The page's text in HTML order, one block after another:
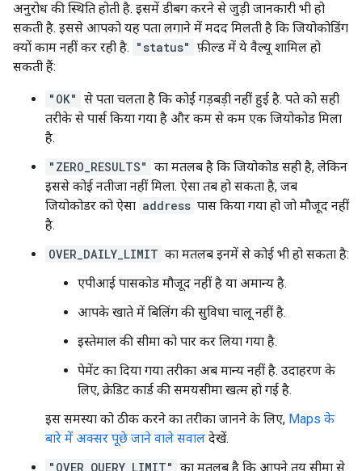
अनुरोध की स्थिति होती है. इसमें डीबग करने से जुड़ी जानकारी भी हो
सकती है. इससे आपको यह पता लगाने में मदद मिलती है कि जियोकोडिंग
क्यों काम नहीं कर रही है. "status" फ़ील्ड में ये वैल्यू शामिल हो
सकती हैं:
"OK" से पता चलता है कि कोई गड़बड़ी नहीं हुई है. पते को सही
तरीके से पार्स किया गया है और कम से कम एक जियोकोड मिला
है.
"ZERO_RESULTS" का मतलब है कि जियोकोड सही है, लेकिन
इससे कोई नतीजा नहीं मिला. ऐसा तब हो सकता है, जब
जियोकोडर को ऐसा address पास किया गया हो जो मौजूद नहीं
है.
OVER_DAILY_LIMIT का मतलब इनमें से कोई भी हो सकता है:
एपीआई पासकोड मौजूद नहीं है या अमान्य है.
आपके खाते में बिलिंग की सुविधा चालू नहीं है.
इस्तेमाल की सीमा को पार कर लिया गया है.
पेमेंट का दिया गया तरीका अब मान्य नहीं है. उदाहरण के
लिए, क्रेडिट कार्ड की समयसीमा खत्म हो गई है.
इस समस्या को ठीक करने का तरीका जानने के लिए, Maps के
बारे में अक्सर पूछे जाने वाले सवाल देखें.
"OVER_QUERY_LIMIT" का मतलब है कि आपने तय सीमा से